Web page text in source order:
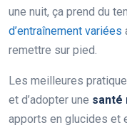
une nuit, ça prend du
d’entraînement variées
remettre sur pied.
Les meilleures
et d’adopter une santé
apports en glucides et